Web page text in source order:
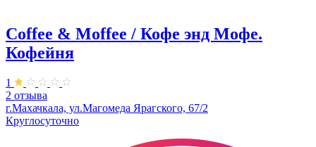
Coffee & Moffee / Кофе энд Мофе.
Кофейня
1
2 отзыва
г.Махачкала, ​ул.Магомеда Ярагского, 67/2
Круглосуточно